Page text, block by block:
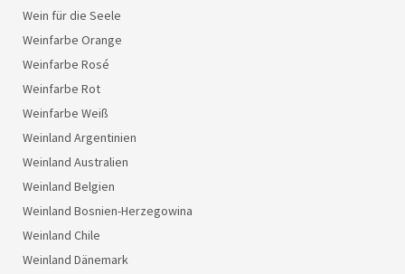
Wein für die Seele
Weinfarbe Orange
Weinfarbe Rosé
Weinfarbe Rot
Weinfarbe Weiß
Weinland Argentinien
Weinland Australien
Weinland Belgien
Weinland Bosnien-Herzegowina
Weinland Chile
Weinland Dänemark